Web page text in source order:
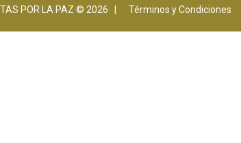
POR LA PAZ © 2026 | Términos y Condiciones